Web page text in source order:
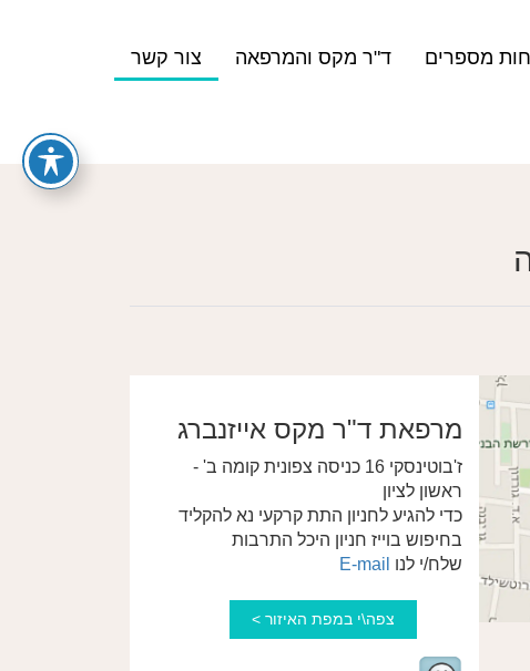
מספרים ד"ר מקס והמרפאה צור קשר
מרפאת ד"ר מקס אייזנברג
ז'בוטינסקי 16 כניסה צפונית קומה ב' -
ראשון לציון
כדי להגיע לחניון התת קרקעי נא להקליד
בחיפוש בוייז חניון היכל התרבות
שלח/י לנו E-mail
צפה\י במפת האיזור >